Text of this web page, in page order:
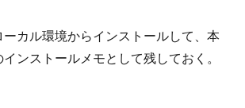
ーカル環境からインストールして、本
ンストールメモとして残しておく。